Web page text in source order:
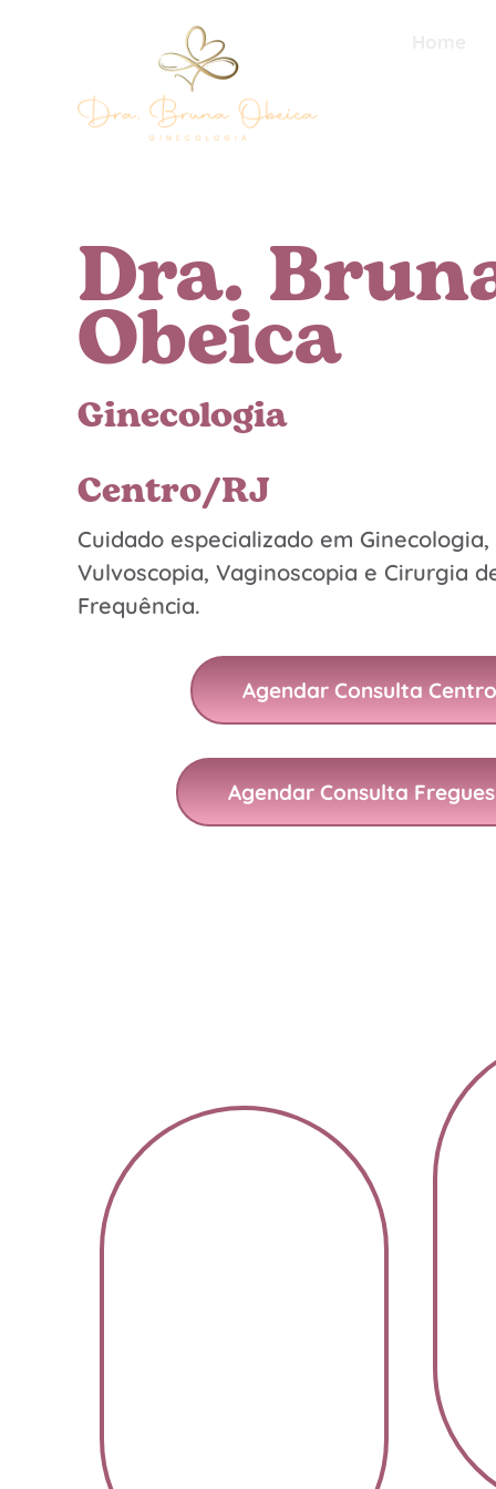
Dra.
Obeica
Ginecologia
Centro/RJ
Cuidado especializado em Ginecologia,
Vulvoscopia, Vaginoscopia e Cirurgia
Frequência.
Agendar Consulta
Agendar Consulta